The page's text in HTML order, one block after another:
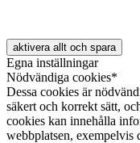
aktivera allt och spara
Egna inställningar
Nödvändiga cookies*
Dessa cookies är
säkert och korrekt sätt,
cookies kan innehålla
webbplatsen, exempelvis